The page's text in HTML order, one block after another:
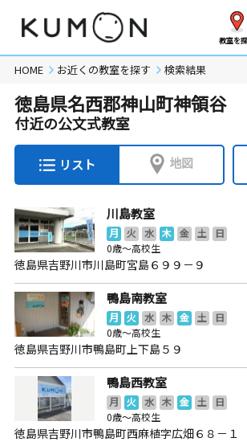
教室を
HOME お近くの教室を探す 検索結果
徳島県名西郡神山町神領谷
付近の公文式教室
リスト 地図
川島教室
月 火 水 木 金 土
日
0歳～高校生
徳島県吉野川市川島町宮島６９９－９
鴨島南教室
月 火 水 木 金 土
日
0歳～高校生
徳島県吉野川市鴨島町上下島５９
鴨島西教室
月 火 水 木 金 土
日
0歳～高校生
徳島県吉野川市鴨島町西麻植字広畑６８－１